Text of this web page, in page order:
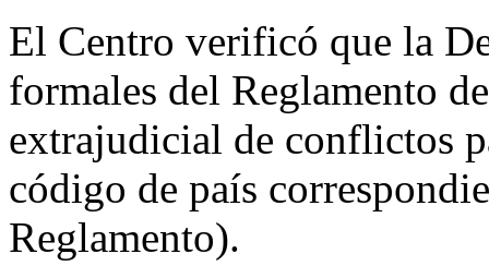
El Centro verificó que la
formales del Reglamento
extrajudicial de conflictos
código de país
Reglamento).